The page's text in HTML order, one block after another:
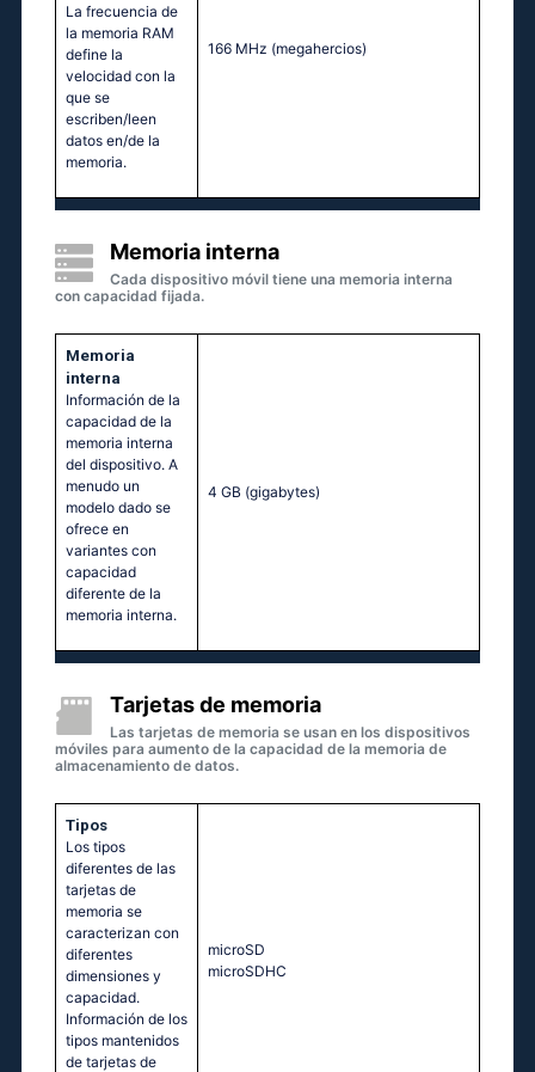
La frecuencia de
la memoria RAM
define la
velocidad con la
que se
escriben/leen
datos en/de la
memoria.
166 MHz (megahercios)
Memoria interna
Cada dispositivo móvil tiene una memoria interna
con capacidad fijada.
Memoria
interna
Información de la
capacidad de la
memoria interna
del dispositivo. A
menudo un
modelo dado se
ofrece en
variantes con
capacidad
diferente de la
memoria interna.
4 GB (gigabytes)
Tarjetas de memoria
Las tarjetas de memoria se usan en los dispositivos
móviles para aumento de la capacidad de la memoria de
almacenamiento de datos.
Tipos
Los tipos
diferentes de las
tarjetas de
memoria se
caracterizan con
diferentes
dimensiones y
capacidad.
Información de los
tipos mantenidos
de tarjetas de
microSD
microSDHC